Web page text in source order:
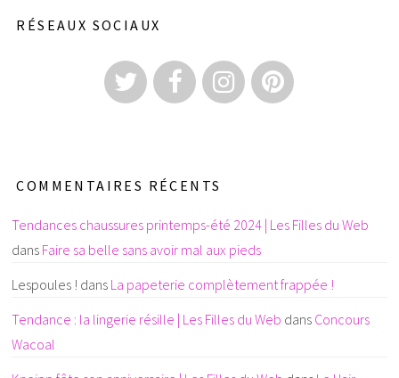
RÉSEAUX SOCIAUX
COMMENTAIRES RÉCENTS
Tendances chaussures printemps-été 2024 | Les Filles du Web
dans Faire sa belle sans avoir mal aux pieds
Lespoules ! dans La papeterie complètement frappée !
Tendance : la lingerie résille | Les Filles du Web dans Concours
Wacoal